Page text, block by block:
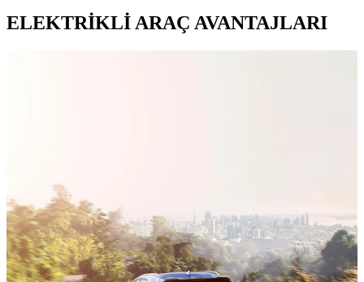
ELEKTRİKLİ ARAÇ AVANTAJLARI